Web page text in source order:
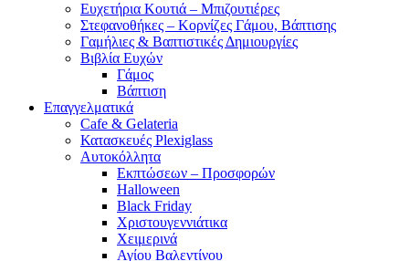
Ευχετήρια Κουτιά – Μπιζουτιέρες
Στεφανοθήκες – Κορνίζες Γάμου, Βάπτισης
Γαμήλιες & Βαπτιστικές Δημιουργίες
Βιβλία Ευχών
Γάμος
Βάπτιση
Επαγγελματικά
Cafe & Gelateria
Κατασκευές Plexiglass
Αυτοκόλλητα
Εκπτώσεων – Προσφορών
Halloween
Black Friday
Χριστουγεννιάτικα
Χειμερινά
Αγίου Βαλεντίνου